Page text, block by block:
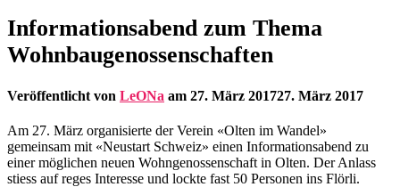
Informationsabend zum Thema
Wohnbaugenossenschaften
Veröffentlicht von LeONa am 27. März 201727. März 2017
Am 27. März organisierte der Verein «Olten im Wandel»
gemeinsam mit «Neustart Schweiz» einen Informationsabend zu
einer möglichen neuen Wohngenossenschaft in Olten. Der Anlass
stiess auf reges Interesse und lockte fast 50 Personen ins Flörli.